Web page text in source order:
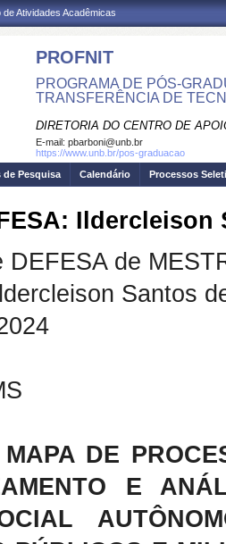
Atividades Acadêmicas
PROFNIT
PROGRAMA DE PÓS-
TRANSFERÊNCIA DE
DIRETORIA DO CENTRO DE
E-mail: pbarboni@unb.br
https://www.unb.br/pos-graduacao
de Pesquisa Calendário Processos
Ildercleison
DEFESA de
Santos
DE
E